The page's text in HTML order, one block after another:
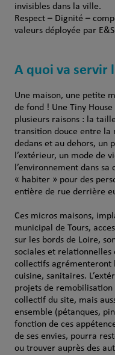
invisibles dans la ville.
Respect – Dignité –
valeurs déployée par
A quoi va servir
Une maison, une petite
de fond ! Une Tiny
plusieurs raisons : la
transition douce entre la
dedans et au dehors, un
l’extérieur, un mode de
l’environnement dans
« habiter » pour des
entière de rue derrière
Ces micros maisons,
municipal de Tours,
sur les bords de Loire,
sociales et relationnelles
collectifs agrémenteront
cuisine, sanitaires.
projets de
collectif du site, mais
ensemble (pétanques,
fonction de ces
de ses envies, pourra
ou trouver auprès des